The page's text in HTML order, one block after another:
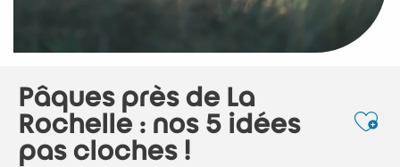
Pâques près de La
Rochelle : nos 5 idées
pas cloches !